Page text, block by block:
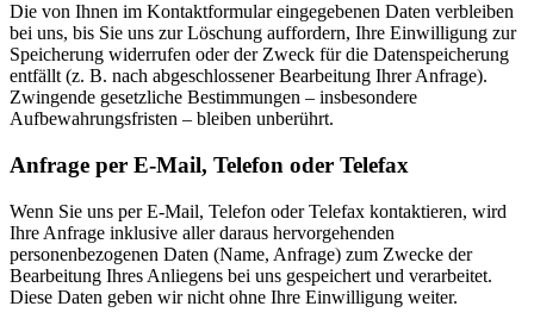
Die von Ihnen im Kontaktformular eingegebenen Daten verbleiben
bei uns, bis Sie uns zur Löschung auffordern, Ihre Einwilligung zur
Speicherung widerrufen oder der Zweck für die Datenspeicherung
entfällt (z. B. nach abgeschlossener Bearbeitung Ihrer Anfrage).
Zwingende gesetzliche Bestimmungen – insbesondere
Aufbewahrungsfristen – bleiben unberührt.
Anfrage per E-Mail, Telefon oder Telefax
Wenn Sie uns per E-Mail, Telefon oder Telefax kontaktieren, wird
Ihre Anfrage inklusive aller daraus hervorgehenden
personenbezogenen Daten (Name, Anfrage) zum Zwecke der
Bearbeitung Ihres Anliegens bei uns gespeichert und verarbeitet.
Diese Daten geben wir nicht ohne Ihre Einwilligung weiter.